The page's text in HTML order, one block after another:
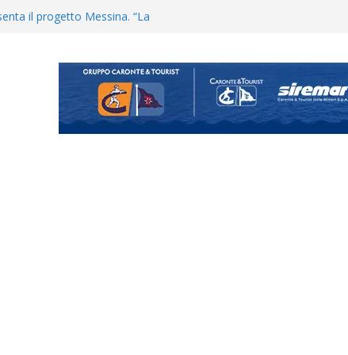
il terzino Matteo Guerriero
ma non chi siamo”
bocciato il Fasano,
e Kamarat restano in
si alzano i ritmi tra lavoro